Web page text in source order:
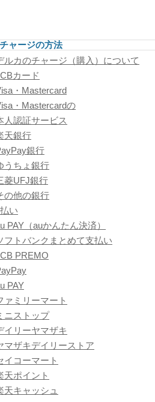
チャージの方法
ルカのチャージ（購入）について
カード
・Mastercard
・Mastercardの
人認証サービス
天銀行
銀行
うちょ銀行
菱UFJ銀行
の他の銀行
い
PAY（auかんたん決済）
フトバンクまとめて支払い
PREMO
PAY
ァミリーマート
ニストップ
イリーヤマザキ
マザキデイリーストア
イコーマート
天ポイント
天キャッシュ